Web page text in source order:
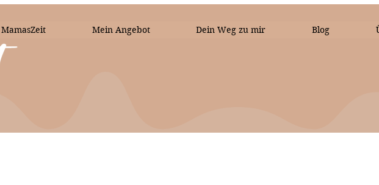
MamasZeit Mein Angebot Dein Weg zu mir Blog